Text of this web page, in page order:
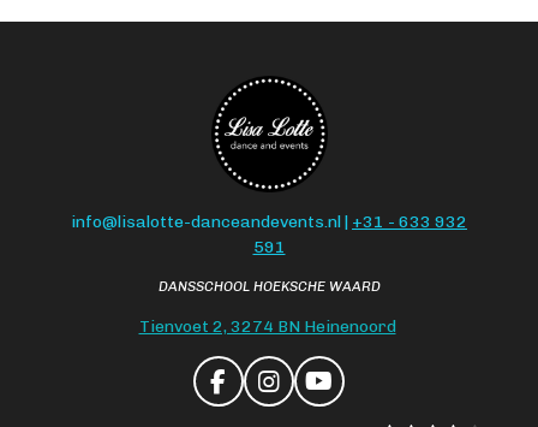
info@lisalotte-danceandevents.nl | +31 - 633 932
591
DANSSCHOOL HOEKSCHE WAARD
Tienvoet 2, 3274 BN Heinenoord
F
I
Y